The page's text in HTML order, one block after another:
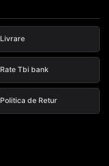
Livrare
Rate Tbi bank
Politica de Retur